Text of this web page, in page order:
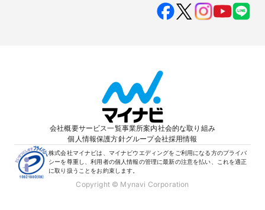
会社概要サービス一覧事業所案内社会的な取り組み
個人情報保護方針グループ会社採用情報
株式会社マイナビは、マイナビウエディングをご利用になる方のプライバ
シーを尊重し、利用者の個人情報の管理に最新の注意を払い、これを適正
に取り扱うことをお約束します。
Copyright © Mynavi Corporation